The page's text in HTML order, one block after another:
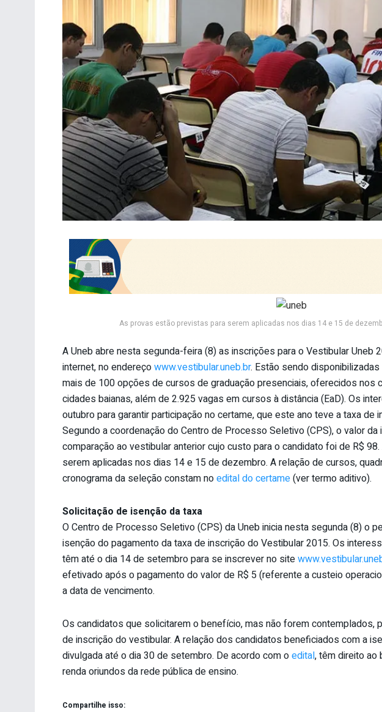
As provas estão previstas para serem aplicadas nos dias 14 e 15 de
A Uneb abre nesta segunda-feira (8) as inscrições para o Vestibular Uneb
internet, no endereçowww.vestibular.uneb.br. Estão sendo
mais de 100 opções de cursos de graduação presenciais, oferecidos nos
cidades baianas, além de 2.925 vagas em cursos à distância (EaD). Os
outubro para garantir participação no certame, que este ano teve a taxa de
Segundo a coordenação do Centro de Processo Seletivo (CPS), o valor da
comparação ao vestibular anterior cujo custo para o candidato foi de R$
serem aplicadas nos dias 14 e 15 de dezembro. A relação de cursos,
cronograma da seleção constam noedital do certame(ver termo aditivo).
Solicitação de isenção da taxa
O Centro de Processo Seletivo (CPS) da Uneb inicia nesta segunda (8) o
isenção do pagamento da taxa de inscrição do Vestibular 2015. Os
têm até o dia 14 de setembro para se inscrever no site
efetivado após o pagamento do valor de R$ 5 (referente a custeio
a data de vencimento.
Os candidatos que solicitarem o benefício, mas não forem contemplados,
de inscrição do vestibular. A relação dos candidatos beneficiados com a
divulgada até o dia 30 de setembro. De acordo com oedital, têm direito
renda oriundos da rede pública de ensino.
Compartilhe isso: